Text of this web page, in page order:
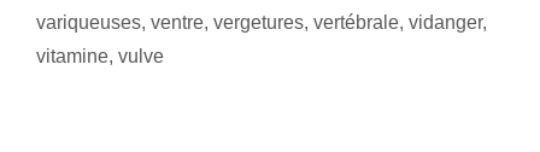
variqueuses, ventre, vergetures, vertébrale, vidanger,
vitamine, vulve